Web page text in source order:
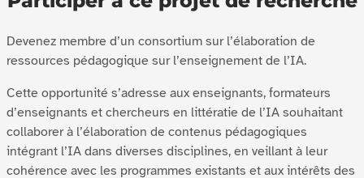
Devenez membre d’un consortium sur l’élaboration de
ressources pédagogique sur l’enseignement de l’IA.
Cette opportunité s’adresse aux enseignants, formateurs
d’enseignants et chercheurs en littératie de l’IA souhaitant
collaborer à l’élaboration de contenus pédagogiques
intégrant l’IA dans diverses disciplines, en veillant à leur
cohérence avec les programmes existants et aux intérêts des